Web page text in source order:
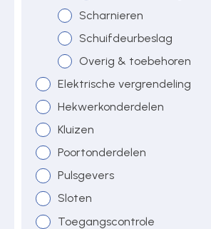
Scharnieren
Schuifdeurbeslag
Overig & toebehoren
Elektrische vergrendeling
Hekwerkonderdelen
Kluizen
Poortonderdelen
Pulsgevers
Sloten
Toegangscontrole